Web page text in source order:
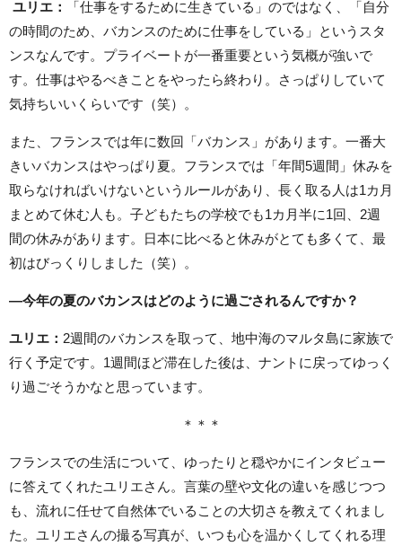
ユリエ：
「仕事をするために生きている」のではなく、「自分
の時間のため、バカンスのために仕事をしている」というスタ
ンスなんです。プライベートが一番重要という気概が強いで
す。仕事はやるべきことをやったら終わり。さっぱりしていて
気持ちいいくらいです（笑）。
また、フランスでは年に数回「バカンス」があります。一番大
きいバカンスはやっぱり夏。フランスでは「年間5週間」休みを
取らなければいけないというルールがあり、長く取る人は1カ月
まとめて休む人も。子どもたちの学校でも1カ月半に1回、2週
間の休みがあります。日本に比べると休みがとても多くて、最
初はびっくりしました（笑）。
―今年の夏のバカンスはどのように過ごされるんですか？
ユリエ： 2週間のバカンスを取って、地中海のマルタ島に家族で
行く予定です。1週間ほど滞在した後は、ナントに戻ってゆっく
り過ごそうかなと思っています。
＊＊＊
フランスでの生活について、ゆったりと穏やかにインタビュー
に答えてくれたユリエさん。言葉の壁や文化の違いを感じつつ
も、流れに任せて自然体でいることの大切さを教えてくれまし
た。ユリエさんの撮る写真が、いつも心を温かくしてくれる理